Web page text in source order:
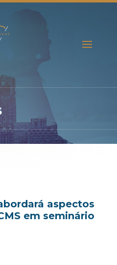
aspectos
em seminário